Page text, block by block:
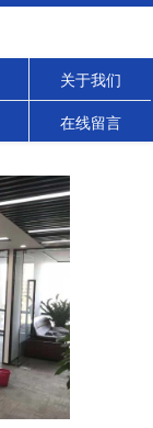
关于我们
在线留言